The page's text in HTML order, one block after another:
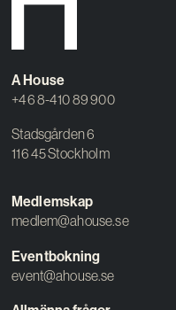
A House
+46 8-410 89 900
Stadsgården 6
116 45 Stockholm
Medlemskap
medlem@ahouse.se
Eventbokning
event@ahouse.se